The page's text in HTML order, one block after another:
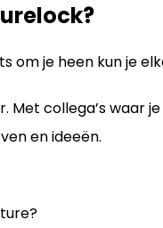
om je heen kun je
Met collega’s waar
en ideeën.